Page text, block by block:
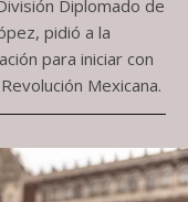
Diplomado de
pidió a la
para iniciar con
Mexicana.